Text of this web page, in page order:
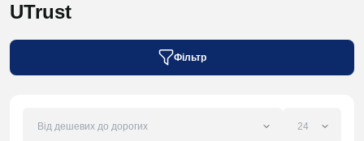
UTrust
Фільтр